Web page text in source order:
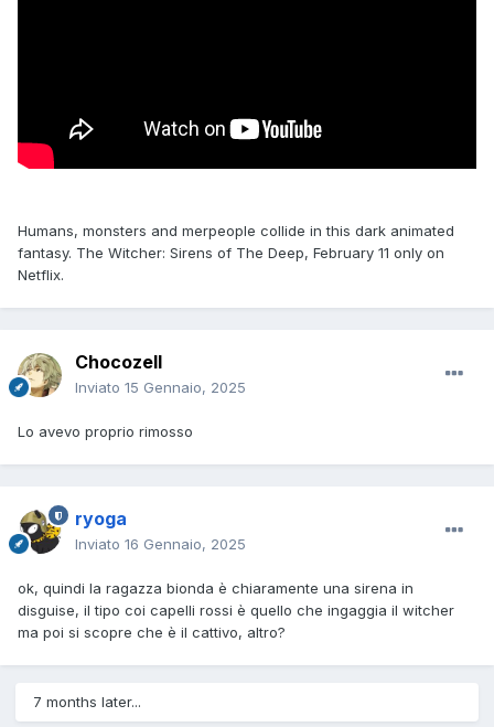
Humans, monsters and merpeople collide in this dark animated
fantasy. The Witcher: Sirens of The Deep, February 11 only on
Netflix.
Chocozell
Inviato 15 Gennaio, 2025
Lo avevo proprio rimosso
ryoga
Inviato 16 Gennaio, 2025
ok, quindi la ragazza bionda è chiaramente una sirena in
disguise, il tipo coi capelli rossi è quello che ingaggia il witcher
ma poi si scopre che è il cattivo, altro?
7 months later...